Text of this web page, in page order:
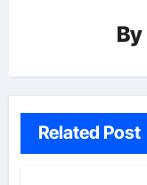
By
Related Post